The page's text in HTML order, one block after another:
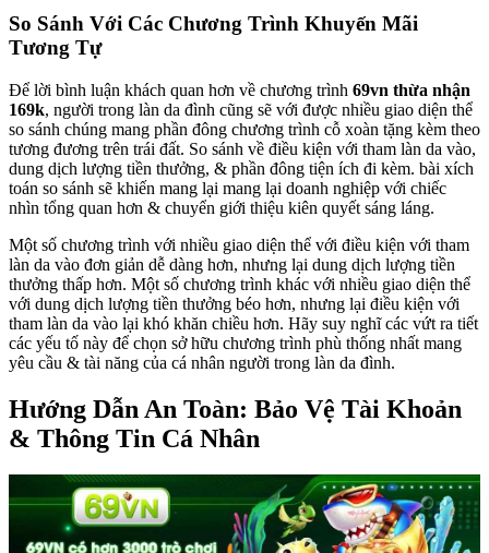
So Sánh Với Các Chương Trình Khuyến Mãi
Tương Tự
Để lời bình luận khách quan hơn về chương trình 69vn thừa nhận
169k, người trong làn da đình cũng sẽ với được nhiều giao diện thể
so sánh chúng mang phần đông chương trình cỗ xoàn tặng kèm theo
tương đương trên trái đất. So sánh về điều kiện với tham làn da vào,
dung dịch lượng tiền thưởng, & phần đông tiện ích đi kèm. bài xích
toán so sánh sẽ khiến mang lại mang lại doanh nghiệp với chiếc
nhìn tổng quan hơn & chuyển giới thiệu kiên quyết sáng láng.
Một số chương trình với nhiều giao diện thể với điều kiện với tham
làn da vào đơn giản dễ dàng hơn, nhưng lại dung dịch lượng tiền
thưởng thấp hơn. Một số chương trình khác với nhiều giao diện thể
với dung dịch lượng tiền thưởng béo hơn, nhưng lại điều kiện với
tham làn da vào lại khó khăn chiều hơn. Hãy suy nghĩ các vứt ra tiết
các yếu tố này để chọn sở hữu chương trình phù thống nhất mang
yêu cầu & tài năng của cá nhân người trong làn da đình.
Hướng Dẫn An Toàn: Bảo Vệ Tài Khoản
& Thông Tin Cá Nhân